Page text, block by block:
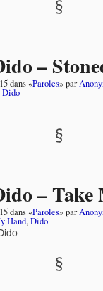
–
dans «Paroles» par
Dido
–
dans «Paroles» par
Hand,Dido